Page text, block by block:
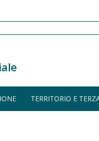
TERRITORIO E